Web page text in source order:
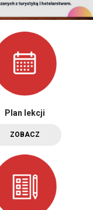
Plan lekcji
ZOBACZ